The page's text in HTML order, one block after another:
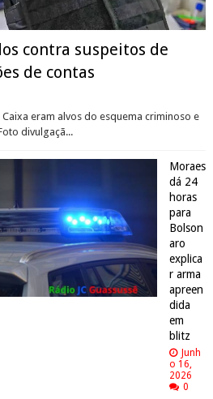
contra suspeitos de
de contas
eram alvos do esquema criminoso e
divulgaçã...
Moraes
dá 24
horas
para
Bolson
aro
explica
r arma
apreen
dida
em
blitz
Junh
o 16,
2026
0